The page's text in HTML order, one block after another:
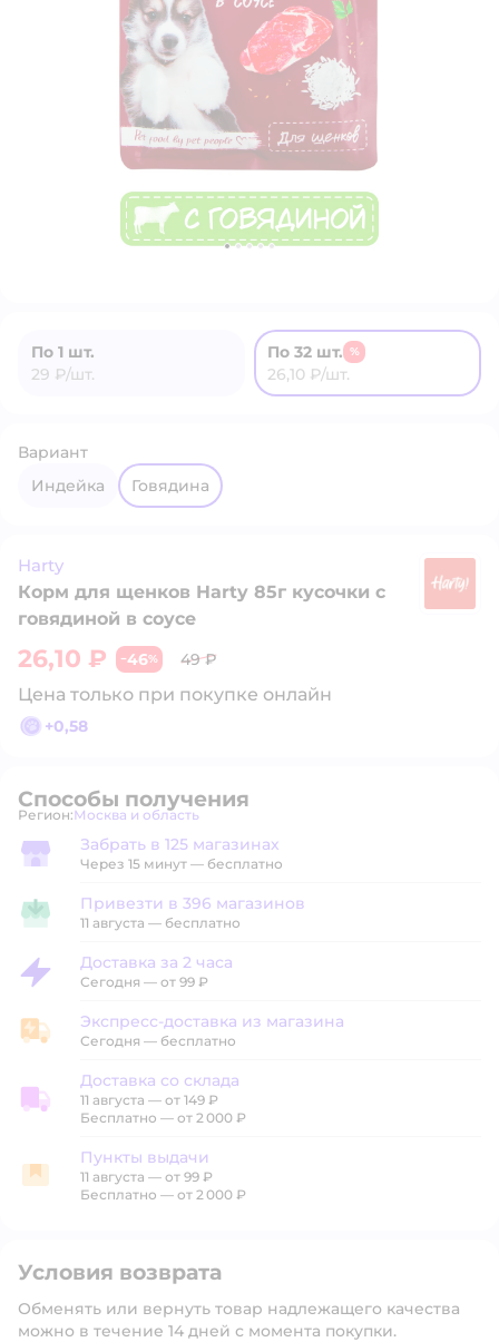
По 1 шт.
29 ₽/шт.
По 32 шт. %
26,10 ₽/шт.
Вариант
индейка
говядина
Harty
Корм для щенков Harty 85г кусочки с
говядиной в соусе
26,10 ₽ −46% 49 ₽
Цена только при покупке онлайн
+0,58
Способы получения
Регион: Выбор адреса доставки.
Москва и область
Забрать в магазине
Забрать в 125 магазинах
Через 15 минут — бесплатно
Привезти в магазин
Привезти в 396 магазинов
11 августа — бесплатно
Доставка за 2 часа
Доставка за 2 часа
Сегодня — от 99 ₽
Экспресс-доставка из магазина
Экспресс-доставка из магазина
Сегодня — бесплатно
Доставка со склада
Доставка со склада
11 августа — от 149 ₽
Бесплатно — от 2 000 ₽
Пункты выдачи
Пункты выдачи
11 августа — от 99 ₽
Бесплатно — от 2 000 ₽
Условия возврата
Обменять или вернуть товар надлежащего качества
можно в течение 14 дней с момента покупки.